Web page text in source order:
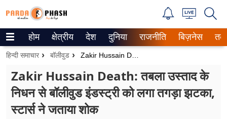
Trending on Google News
वेब स्टोरीज
उत्तर प्रदेश
होम क्षेत्रीय देश दुनिया राजनीति बिज़नेस
हिन्दी समाचार बॉलीवुड
Zakir Hussain Death: तबला उस्ताद के
निधन से बॉलीवुड इंडस्ट्री को लगा तगड़ा झटका,
स्टार्स ने जताया शोक